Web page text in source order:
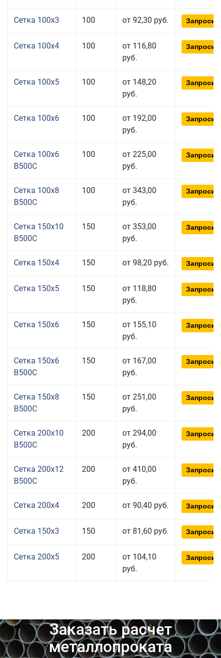
Сетка 100x3 100 от 92,30 руб.
Сетка 100x4 100
от 116,80
руб.
Сетка 100x5 100
от 148,20
руб.
Сетка 100x6 100
от 192,00
руб.
Сетка 100x6
В500С
100
от 225,00
руб.
Сетка 100x8
В500С
100
от 343,00
руб.
Сетка 150x10
В500С
150
от 353,00
руб.
Сетка 150x4 150 от 98,20 руб.
Сетка 150x5 150
от 118,80
руб.
Сетка 150x6 150
от 155,10
руб.
Сетка 150x6
В500С
150
от 167,00
руб.
Сетка 150x8
В500С
150
от 251,00
руб.
Сетка 200x10
В500С
200
от 294,00
руб.
Сетка 200x12
В500С
200
от 410,00
руб.
Сетка 200x4 200 от 90,40 руб.
Сетка 150x3 150 от 81,60 руб.
Сетка 200x5 200
от 104,10
руб.
Заказать расчет
металлопроката